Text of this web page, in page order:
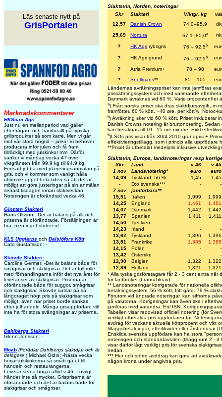
Läs senaste nytt på
GrisPortalen
Marknadskommentarer
HKScan Agri
Just nu en mellanperiod vad gäller
efterfrågan, och framförallt på typiska
grillprodukter så som karré. Men vi går
mot vår stora högtid – julen! Vi behöver
producera inför julen och få fram
tillräckligt med julskinkor mm. Därför
sänker vi måndag vecka 47 övre
viktgränsen från 99,9 kg till 94,9 kg.
Fortsätt jobba med planeringsanmälan på
gris, och vi kommer som vanligt hålla
utrymme öppet hela tiden så att det är
möjligt att göra justeringar på sin anmälan
senast tisdagen innan slaktveckan.
Noteringen är oförändrad vecka 46.
Ginsten Slakteri
Hans Olsson: -Det är balans på allt och
priserna är oförändrade. Försäljningen är
bra, men inget sticker ut.
KLS Ugglarps och Dalsjöfors Kött
Cato Gustafsson: -
Skövde Slakteri:
Caroline Germer: -Det är balans både för
smågrisar och slaktgrisar. Det är full rulle
med förhandlingarna inför det nya året för
leveranser av slaktgrisar. Priserna är
oförändrade både för suggor, smågrisar
och slaktgrisar. Skövde satsar på så
långdraget högt pris på slaktgrisar som
möjligt, även när priset borde sänkas
efter julhandeln. Många grisuppfödare vill
inte ha för stora svängningar av priserna.
Dahlbergs Slakteri
Glenn Jönsson: -
Moab (Förädlar Dahlbergs slaktdjur och är
delägare .) Michael Oldin: -Nästa vecka
börjar julskinkorna så smått gå ut till
handeln och restaurangerna.
Leveranserna börjar alltid v 46. I övrigt
händer inte så mycket. Grispriserna är
oförändrade och det är balans både för
slaktgrisar och smågrisar.
Slaktsvin, Norden, noteringar
Skr
Slakteri Viktgr. kg
12,57
Danish Crown 74,0–95,9
25,69
Nortura 67,1–85,0a
? HK Agri rybsgris 76 – 92,5b
? HK Agri grund 76 – 92,5b
? Atria Premium+ 78 – 98
?
Snellmans** 85 – 105
Ländernas avräkningspriser kan inte jämföras
prissättningssystem och med varierande
Danmark avräknas vid 60 %. Varje procentenhet
a) Från norska priser ska dras slaktdjursavgift, m
framfötter. 60 % kött. +40 øre. per kött%. Noroc-
b) Avräkning sker vid 60 % kött. Priset inkluderar
Danish Crowns notering är bruttonotering. Sedan
kan beräknas till 10 - 15 öre mindre. Exkl
b)LSOs pris visar från 30/4 2010 grundpris +
effektivieringstillägg, som i princip alla uppfödare
**Priset är utbetalat medelpris inklusive
Slaktsvin, Europa, landsnoteringar resp
Skr
Land v 46
v 45
1 nov
Landsnotering* euro
euro
14,09
Tyskland, 56 % 1,45
1,45
-
D:o svenska*** -
-
7 nov
jämförbara**
19,51
Italien 1,999
1,999
14,25
England 1,461
1,461
14,07
Danmark 1,442
1,442
13,77
Spanien 1,411
1,411
14,50
Tjeckien -
-
14,23
Irland -
-
13,62
Tyskland 1,396
1,396
13,51
Frankrike 1,385
1,385
14,15
Polen -
-
13,42
Österrike -
-
12,90
Belgien 1,322
1,322
12,89
Holland 1,321
1,321
* Alla tyska grisföretagare får 2 - 3 cent extra när
för lantbruket (branschkrav).
** Landsnoteringar korrigerade för nationella
betalningssystem. 56 % kött, fritt gård. 79 %
Förutom vid ändrade noteringar, kan siffrorna
på valutorna. Korrigeringar kan även ske i
jämföras med varandra. Enl ISN.
Tabellen visar redovisad officiell notering (för
verkligt utbetalda pris uppfödaren får.
avdrag för veckans aktuella köttprocent och vikt
tilläggsbetalningar, efterlikvider eller årsbonusar
Enskilda svenska uppfödare kan ha stora
noteringen och standardavtalen (tillägg runt 2 - 3
visar därför lågt verkligt pris för svenska
nedan.
*** Fler och större avddrag kan göra att
någon krona under angivna pris.